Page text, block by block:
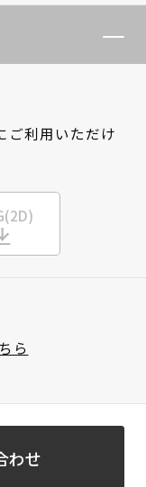
ご利用いただけ
ら
わせ